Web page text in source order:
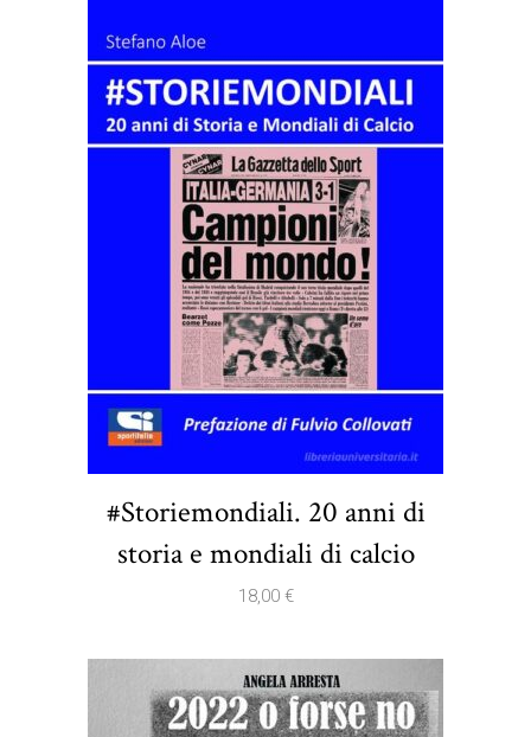
#Storiemondiali. 20 anni di
storia e mondiali di calcio
18,00 €